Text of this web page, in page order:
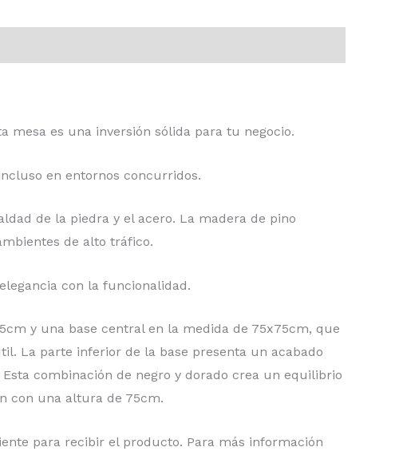
mesa es una inversión sólida para tu negocio.
en entornos concurridos.
de la piedra y el acero. La madera de pino
de alto tráfico.
con la funcionalidad.
y una base central en la medida de 75x75cm, que
La parte inferior de la base presenta un acabado
combinación de negro y dorado crea un equilibrio
con una altura de 75cm.
para recibir el producto. Para más información